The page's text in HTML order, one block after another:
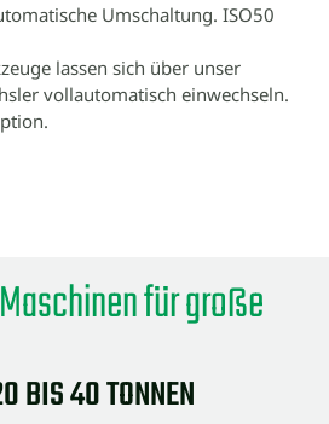
Umschaltung. ISO50
lassen sich über unser
vollautomatisch einwechseln.
für große
BIS 40 TONNEN